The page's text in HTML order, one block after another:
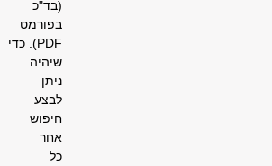
(בד"כ
בפורמט
PDF).
כדי
שיהיה
ניתן
לבצע
חיפוש
אחר
כל